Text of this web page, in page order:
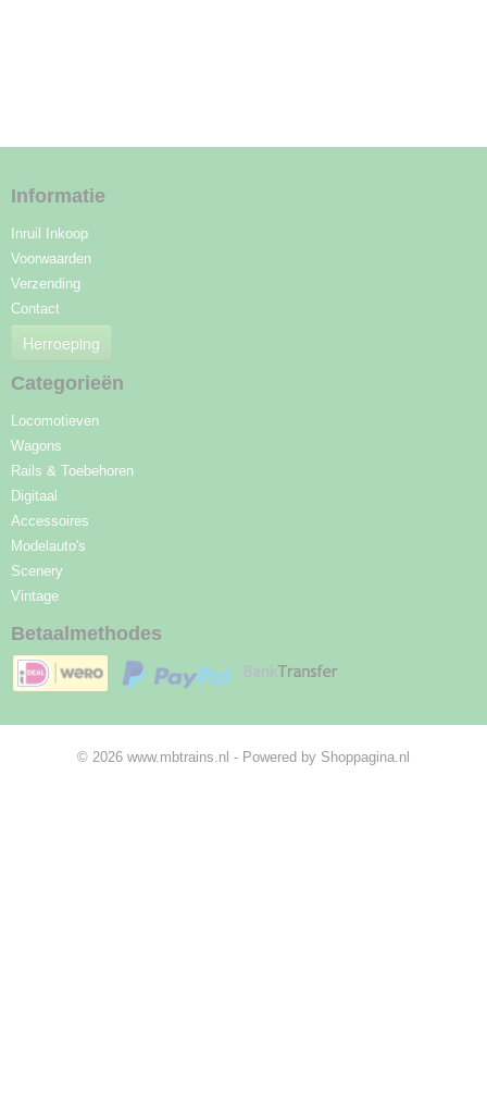
Informatie
Inruil Inkoop
Voorwaarden
Verzending
Contact
Herroeping
Categorieën
Locomotieven
Wagons
Rails & Toebehoren
Digitaal
Accessoires
Modelauto's
Scenery
Vintage
Betaalmethodes
© 2026 www.mbtrains.nl - Powered by Shoppagina.nl